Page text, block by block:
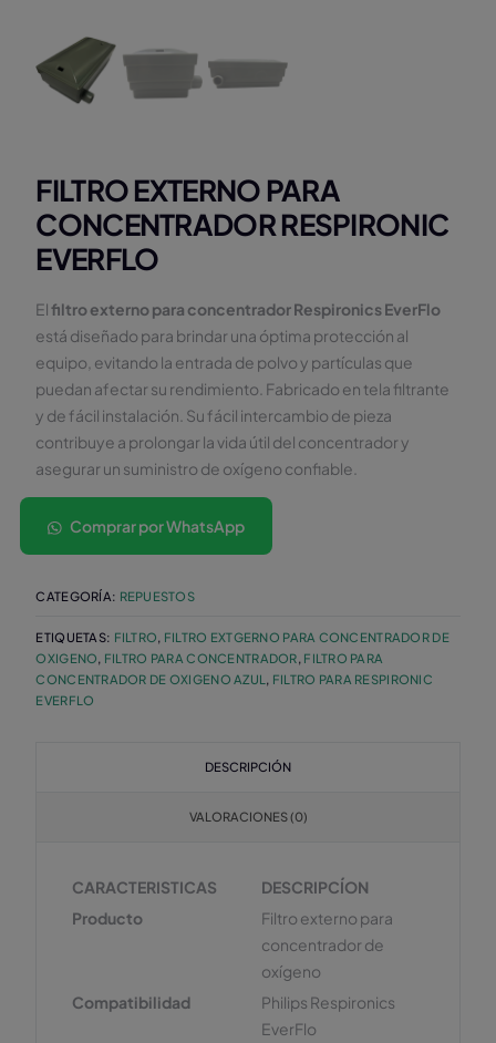
FILTRO EXTERNO PARA
CONCENTRADOR RESPIRONIC
EVERFLO
Elfiltro externo para concentrador Respironics EverFlo
está diseñado para brindar una óptima protección al
equipo, evitando la entrada de polvo y partículas que
puedan afectar su rendimiento. Fabricado en tela filtrante
y de fácil instalación. Su fácil intercambio de pieza
contribuye a prolongar la vida útil del concentrador y
asegurar un suministro de oxígeno confiable.
Comprar por WhatsApp
CATEGORÍA: REPUESTOS
ETIQUETAS: FILTRO FILTRO EXTGERNO PARA CONCENTRADOR DE
OXIGENO FILTRO PARA CONCENTRADOR FILTRO PARA
CONCENTRADOR DE OXIGENO AZUL
FILTRO PARA RESPIRONIC
EVERFLO
DESCRIPCIÓN
VALORACIONES (0)
CARACTERISTICAS
DESCRIPCÍON
Producto
Filtro externo para
concentrador de
oxígeno
Compatibilidad
Philips Respironics
EverFlo